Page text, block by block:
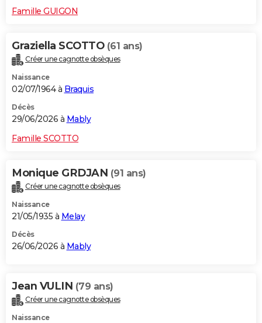
Famille GUIGON
Graziella SCOTTO (61 ans)
Créer une cagnotte obsèques
Naissance
02/07/1964 à Braquis
Décès
29/06/2026 à Mably
Famille SCOTTO
Monique GRDJAN (91 ans)
Créer une cagnotte obsèques
Naissance
21/05/1935 à Melay
Décès
26/06/2026 à Mably
Jean VULIN (79 ans)
Créer une cagnotte obsèques
Naissance